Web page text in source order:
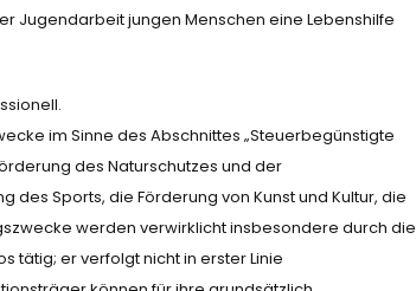
Jugendarbeit jungen Menschen eine Lebenshilfe
im Sinne des Abschnittes „Steuerbegünstigte
des Naturschutzes und der
Sports, die Förderung von Kunst und Kultur, die
werden verwirklicht insbesondere durch die
tätig; er verfolgt nicht in erster Linie